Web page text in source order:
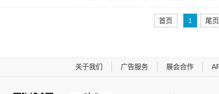
首页 1 尾页
关于我们 广告服务 展会合作